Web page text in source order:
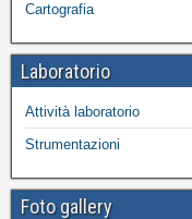
Cartografia
Laboratorio
Attività laboratorio
Strumentazioni
Foto gallery